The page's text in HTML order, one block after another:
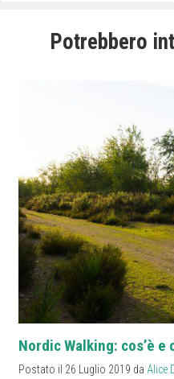
Potrebbero
Nordic Walking: cos’è
Postato il 26 Luglio 2019 da Alice